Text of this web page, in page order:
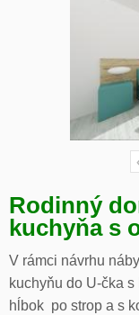
Rodinný
kuchyňa s
V rámci návrhu
kuchyňu do U-čka
hĺbok po strop a s